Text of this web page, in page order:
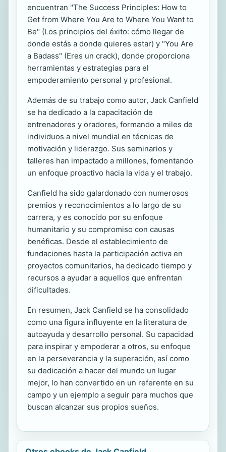
encuentran "The Success Principles: How to
Get from Where You Are to Where You Want to
Be" (Los principios del éxito: cómo llegar de
donde estás a donde quieres estar) y "You Are
a Badass" (Eres un crack), donde proporciona
herramientas y estrategias para el
empoderamiento personal y profesional.
Además de su trabajo como autor, Jack Canfield
se ha dedicado a la capacitación de
entrenadores y oradores, formando a miles de
individuos a nivel mundial en técnicas de
motivación y liderazgo. Sus seminarios y
talleres han impactado a millones, fomentando
un enfoque proactivo hacia la vida y el trabajo.
Canfield ha sido galardonado con numerosos
premios y reconocimientos a lo largo de su
carrera, y es conocido por su enfoque
humanitario y su compromiso con causas
benéficas. Desde el establecimiento de
fundaciones hasta la participación activa en
proyectos comunitarios, ha dedicado tiempo y
recursos a ayudar a aquellos que enfrentan
dificultades.
En resumen, Jack Canfield se ha consolidado
como una figura influyente en la literatura de
autoayuda y desarrollo personal. Su capacidad
para inspirar y empoderar a otros, su enfoque
en la perseverancia y la superación, así como
su dedicación a hacer del mundo un lugar
mejor, lo han convertido en un referente en su
campo y un ejemplo a seguir para muchos que
buscan alcanzar sus propios sueños.